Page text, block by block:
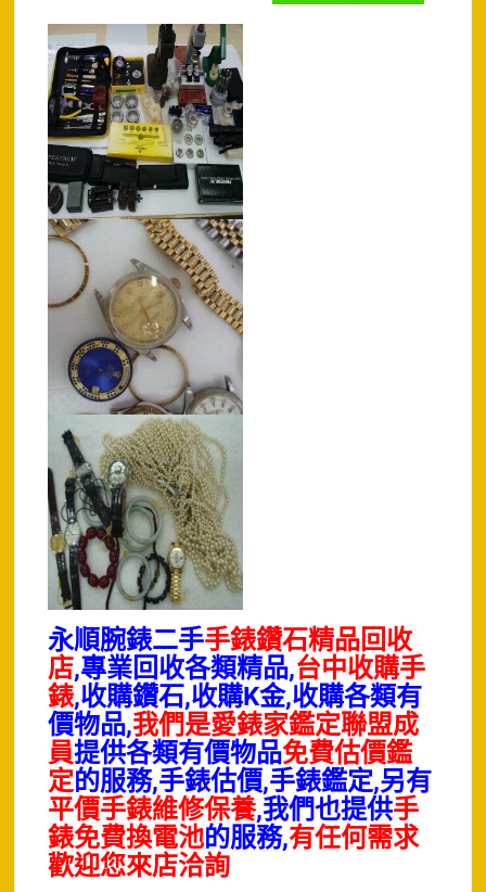
永順腕錶二手手錶鑽石精品回收
店,專業回收各類精品,台中收購手
錶,收購鑽石,收購K金,收購各類有
價物品,我們是愛錶家鑑定聯盟成
員提供各類有價物品免費估價鑑
定的服務,手錶估價,手錶鑑定,另有
平價手錶維修保養,我們也提供手
錶免費換電池的服務,有任何需求
歡迎您來店洽詢